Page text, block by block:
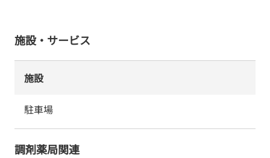
施設・サービス
施設
駐車場
調剤薬局関連